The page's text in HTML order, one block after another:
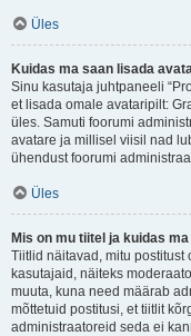
Üles
Kuidas ma saan lisada
Sinu kasutaja juhtpaneeli
et lisada omale avataripilt:
üles. Samuti foorumi
avatare ja millisel viisil nad
ühendust foorumi
Üles
Mis on mu tiitel ja kuidas
Tiitlid näitavad, mitu
kasutajaid, näiteks
muuta, kuna need määrab
mõttetuid postitusi, et tiitlit
administraatoreid seda ei